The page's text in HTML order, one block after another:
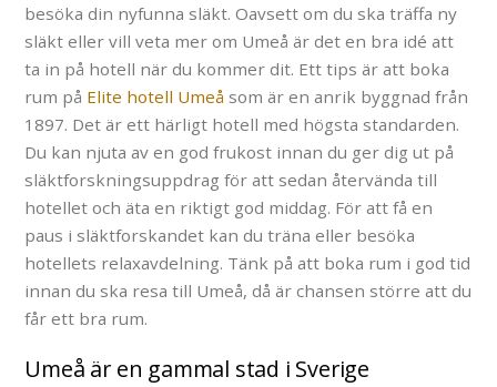
besöka din nyfunna släkt. Oavsett om du ska träffa ny
släkt eller vill veta mer om Umeå är det en bra idé att
ta in på hotell när du kommer dit. Ett tips är att boka
rum på Elite hotell Umeå som är en anrik byggnad från
1897. Det är ett härligt hotell med högsta standarden.
Du kan njuta av en god frukost innan du ger dig ut på
släktforskningsuppdrag för att sedan återvända till
hotellet och äta en riktigt god middag. För att få en
paus i släktforskandet kan du träna eller besöka
hotellets relaxavdelning. Tänk på att boka rum i god tid
innan du ska resa till Umeå, då är chansen större att du
får ett bra rum.
Umeå är en gammal stad i Sverige